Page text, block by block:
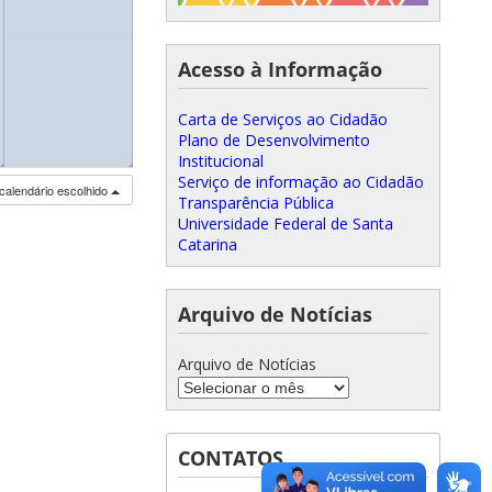
◢ ◢
escolhido
Acesso à Informação
Carta de Serviços ao Cidadão
Plano de Desenvolvimento
Institucional
Serviço de informação ao Cidadão
Transparência Pública
Universidade Federal de Santa
Catarina
Arquivo de Notícias
Arquivo de Notícias
CONTATOS